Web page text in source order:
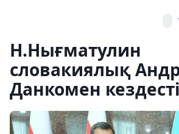
Н.Нығматулин
словакиялық
Данкомен кездесті